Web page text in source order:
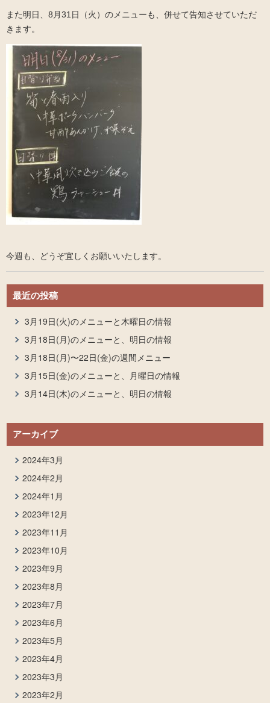
また明日、8月31日（火）のメニューも、併せて告知させていただ
きます。
今週も、どうぞ宜しくお願いいたします。
最近の投稿
3月19日(火)のメニューと木曜日の情報
3月18日(月)のメニューと、明日の情報
3月18日(月)〜22日(金)の週間メニュー
3月15日(金)のメニューと、月曜日の情報
3月14日(木)のメニューと、明日の情報
アーカイブ
2024年3月
2024年2月
2024年1月
2023年12月
2023年11月
2023年10月
2023年9月
2023年8月
2023年7月
2023年6月
2023年5月
2023年4月
2023年3月
2023年2月